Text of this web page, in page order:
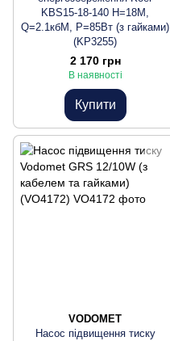
KBS15-18-140 Н=18М,
Q=2.1кбМ, P=85Вт (з гайками)
(KP3255)
2 170 грн
В наявності
Купити
VODOMET
Насос підвищення тиску